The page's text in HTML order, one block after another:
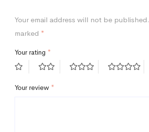
Your email address will not be published.
marked *
Your rating *
Your review *